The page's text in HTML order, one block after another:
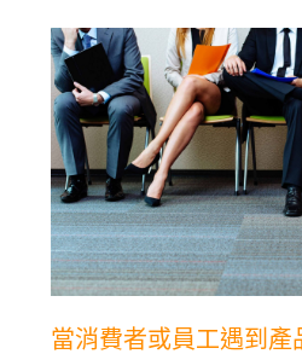
當消費者或員工遇到產